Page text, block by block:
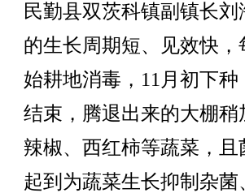
民勤县双茨科镇副镇长
的生长周期短、见效快
始耕地消毒，11月初下
结束，腾退出来的大棚
辣椒、西红柿等蔬菜，
起到为蔬菜生长抑制杂